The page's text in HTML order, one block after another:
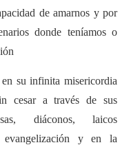
de amarnos y por
donde teníamos o
su infinita misericordia
cesar a través de sus
diáconos, laicos
y en la